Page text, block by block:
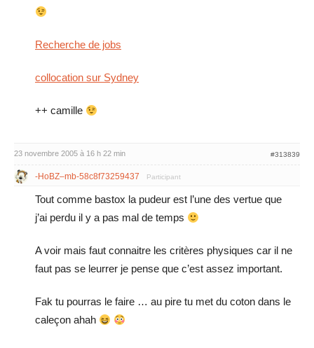
Recherche de jobs
collocation sur Sydney
++ camille
23 novembre 2005 à 16 h 22 min #313839
-HoBZ–mb-58c8f73259437 Participant
Tout comme bastox la pudeur est l’une des vertue que
j’ai perdu il y a pas mal de temps
A voir mais faut connaitre les critères physiques car il ne
faut pas se leurrer je pense que c’est assez important.
Fak tu pourras le faire … au pire tu met du coton dans le
caleçon ahah